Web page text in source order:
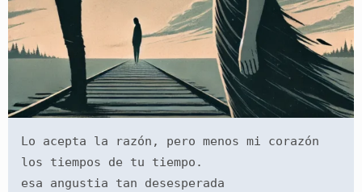
Lo acepta la razón, pero menos mi corazón
los tiempos de tu tiempo.
esa angustia tan desesperada